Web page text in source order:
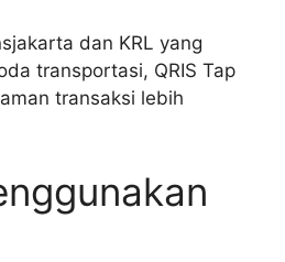
dan KRL yang
transportasi, QRIS Tap
transaksi lebih